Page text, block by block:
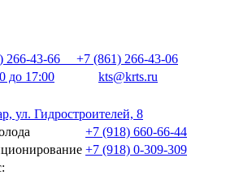
266-43-66
+7 (861) 266-43-06
до 17:00
kts@krts.ru
ул. Гидростроителей, 8
+7 (918) 660-66-44
+7 (918) 0-309-309